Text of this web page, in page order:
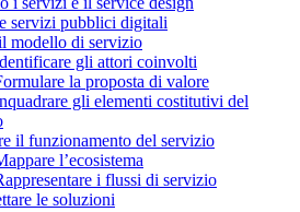
servizi pubblici digitali
modello di servizio
gli attori coinvolti
la proposta di valore
gli elementi costitutivi del
il funzionamento del servizio
l’ecosistema
i flussi di servizio
le soluzioni